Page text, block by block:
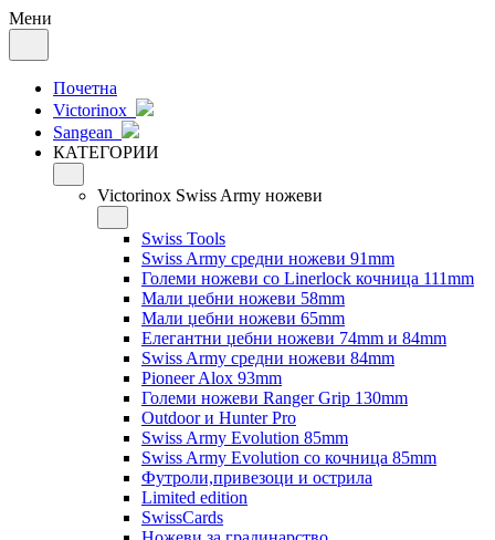
Мени
Почетна
Victorinox
Sangean
КАТЕГОРИИ
Victorinox Swiss Army ножеви
Swiss Tools
Swiss Army средни ножеви 91mm
Големи ножеви со Linerlock кочница 111mm
Мали џебни ножеви 58mm
Мали џебни ножеви 65mm
Елегантни џебни ножеви 74mm и 84mm
Swiss Army средни ножеви 84mm
Pioneer Alox 93mm
Големи ножеви Ranger Grip 130mm
Outdoor и Hunter Pro
Swiss Army Evolution 85mm
Swiss Army Evolution со кочница 85mm
Футроли,привезоци и острила
Limited edition
SwissCards